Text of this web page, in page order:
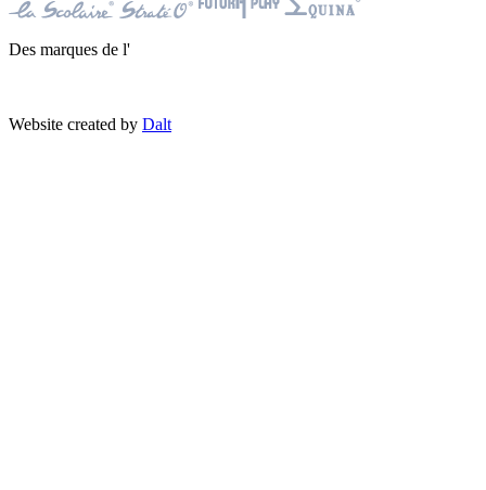
Des marques de l'
Website created by Dalt